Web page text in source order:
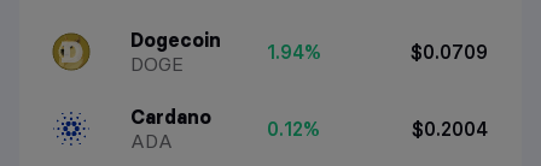
Dogecoin
DOGE
1.94% $0.0709
Cardano
ADA
0.12% $0.2004